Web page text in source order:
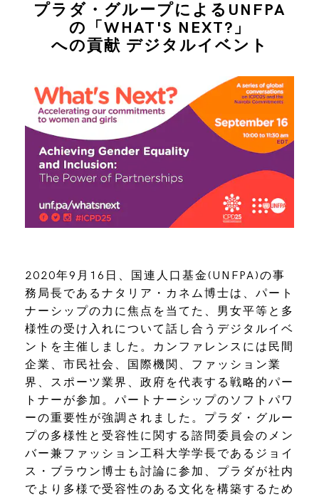
プラダ・グループによるUNFPA
の「WHAT'S NEXT?」
への貢献 デジタルイベント
2020年9月16日、国連人口基金(UNFPA)の事
務局長であるナタリア・カネム博士は、パート
ナーシップの力に焦点を当てた、男女平等と多
様性の受け入れについて話し合うデジタルイベ
ントを主催しました。カンファレンスには民間
企業、市民社会、国際機関、ファッション業
界、スポーツ業界、政府を代表する戦略的パー
トナーが参加。パートナーシップのソフトパワ
ーの重要性が強調されました。プラダ・グルー
プの多様性と受容性に関する諮問委員会のメン
バー兼ファッション工科大学学長であるジョイ
ス・ブラウン博士も討論に参加、プラダが社内
でより多様で受容性のある文化を構築するため